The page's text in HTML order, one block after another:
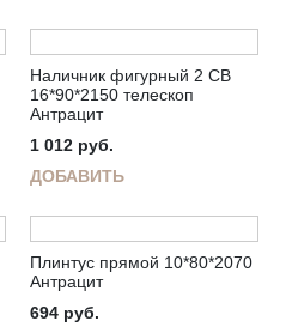
Наличник фигурный 2 СВ
16*90*2150 телескоп
Антрацит
1 012 руб.
ДОБАВИТЬ
Плинтус прямой 10*80*2070
Антрацит
694 руб.